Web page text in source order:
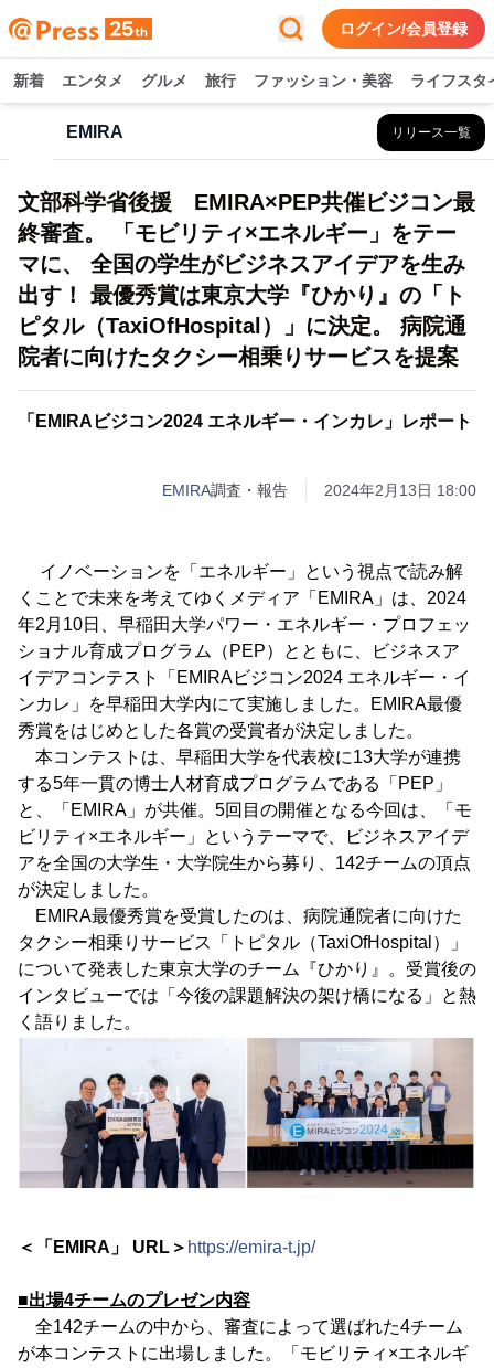
ログイン/会員登録
新着 エンタメ グルメ 旅行 ファッション・美容 ライフスタ
EMIRA リリース一覧
文部科学省後援 EMIRA×PEP共催ビジコン最
終審査。 「モビリティ×エネルギー」をテー
マに、 全国の学生がビジネスアイデアを生み
出す！ 最優秀賞は東京大学『ひかり』の「ト
ピタル（TaxiOfHospital）」に決定。 病院通
院者に向けたタクシー相乗りサービスを提案
「EMIRAビジコン2024 エネルギー・インカレ」レポート
EMIRA調査・報告 2024年2月13日 18:00
イノベーションを「エネルギー」という視点で読み解
くことで未来を考えてゆくメディア「EMIRA」は、2024
年2月10日、早稲田大学パワー・エネルギー・プロフェッ
ショナル育成プログラム（PEP）とともに、ビジネスア
イデアコンテスト「EMIRAビジコン2024 エネルギー・イ
ンカレ」を早稲田大学内にて実施しました。EMIRA最優
秀賞をはじめとした各賞の受賞者が決定しました。
本コンテストは、早稲田大学を代表校に13大学が連携
する5年一貫の博士人材育成プログラムである「PEP」
と、「EMIRA」が共催。5回目の開催となる今回は、「モ
ビリティ×エネルギー」というテーマで、ビジネスアイデ
アを全国の大学生・大学院生から募り、142チームの頂点
が決定しました。
EMIRA最優秀賞を受賞したのは、病院通院者に向けた
タクシー相乗りサービス「トピタル（TaxiOfHospital）」
について発表した東京大学のチーム『ひかり』。受賞後の
インタビューでは「今後の課題解決の架け橋になる」と熱
く語りました。
＜「EMIRA」 URL＞ https://emira-t.jp/
■出場4チームのプレゼン内容
全142チームの中から、審査によって選ばれた4チーム
が本コンテストに出場しました。「モビリティ×エネルギ